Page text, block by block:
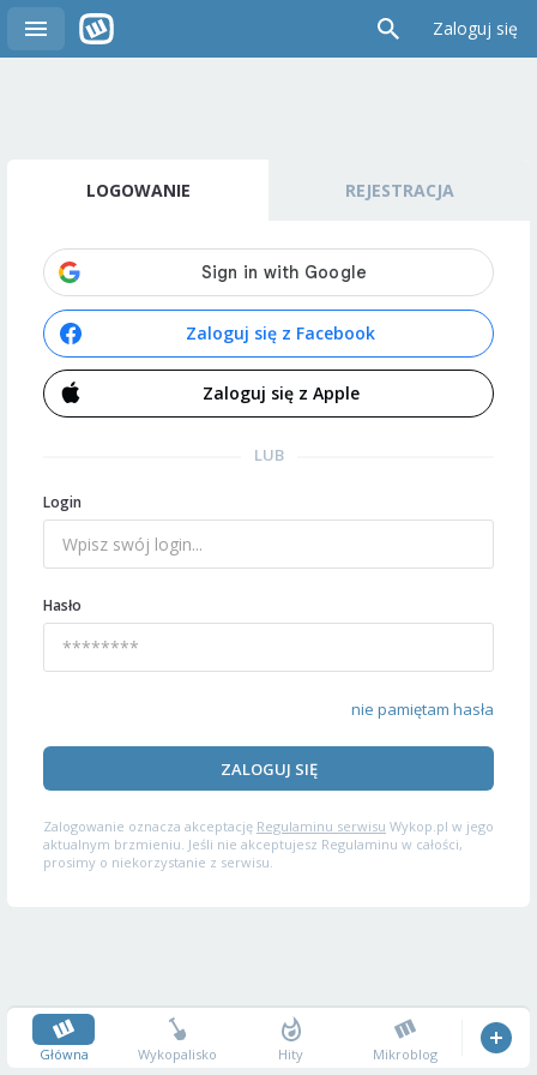
Zaloguj się
LOGOWANIE REJESTRACJA
Zaloguj się z Facebook
Zaloguj się z Apple
LUB
Login
Hasło
nie pamiętam hasła
ZALOGUJ SIĘ
Zalogowanie oznacza akceptację Regulaminu serwisu Wykop.pl w jego
aktualnym brzmieniu. Jeśli nie akceptujesz Regulaminu w całości,
prosimy o niekorzystanie z serwisu.
Główna Wykopalisko Hity Mikroblog